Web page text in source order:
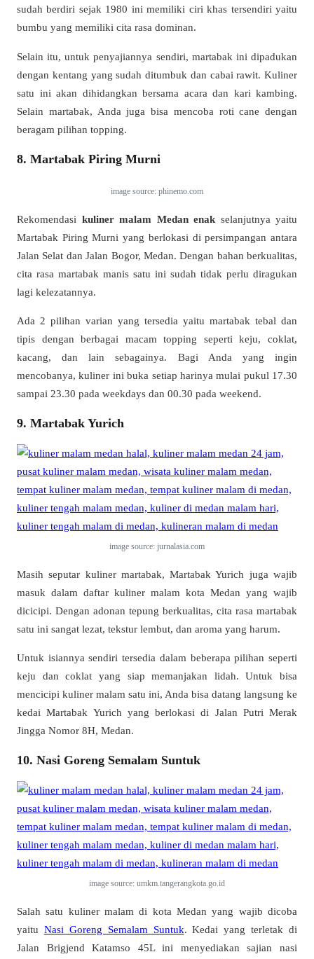
sudah berdiri sejak 1980 ini memiliki ciri khas tersendiri yaitu
bumbu yang memiliki cita rasa dominan.
Selain itu, untuk penyajiannya sendiri, martabak ini dipadukan
dengan kentang yang sudah ditumbuk dan cabai rawit. Kuliner
satu ini akan dihidangkan bersama acara dan kari kambing.
Selain martabak, Anda juga bisa mencoba roti cane dengan
beragam pilihan topping.
8. Martabak Piring Murni
image source: phinemo.com
Rekomendasi kuliner malam Medan enak selanjutnya yaitu
Martabak Piring Murni yang berlokasi di persimpangan antara
Jalan Selat dan Jalan Bogor, Medan. Dengan bahan berkualitas,
cita rasa martabak manis satu ini sudah tidak perlu diragukan
lagi kelezatannya.
Ada 2 pilihan varian yang tersedia yaitu martabak tebal dan
tipis dengan berbagai macam topping seperti keju, coklat,
kacang, dan lain sebagainya. Bagi Anda yang ingin
mencobanya, kuliner ini buka setiap harinya mulai pukul 17.30
sampai 23.30 pada weekdays dan 00.30 pada weekend.
9. Martabak Yurich
image source: jurnalasia.com
Masih seputar kuliner martabak, Martabak Yurich juga wajib
masuk dalam daftar kuliner malam kota Medan yang wajib
dicicipi. Dengan adonan tepung berkualitas, cita rasa martabak
satu ini sangat lezat, tekstur lembut, dan aroma yang harum.
Untuk isiannya sendiri tersedia dalam beberapa pilihan seperti
keju dan coklat yang siap memanjakan lidah. Untuk bisa
mencicipi kuliner malam satu ini, Anda bisa datang langsung ke
kedai Martabak Yurich yang berlokasi di Jalan Putri Merak
Jingga Nomor 8H, Medan.
10. Nasi Goreng Semalam Suntuk
image source: umkm.tangerangkota.go.id
Salah satu kuliner malam di kota Medan yang wajib dicoba
yaitu Nasi Goreng Semalam Suntuk. Kedai yang terletak di
Jalan Brigjend Katamso 45L ini menyediakan sajian nasi